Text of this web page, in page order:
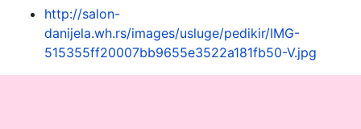
http://salon-
danijela.wh.rs/images/usluge/pedikir/IMG-
515355ff20007bb9655e3522a181fb50-V.jpg